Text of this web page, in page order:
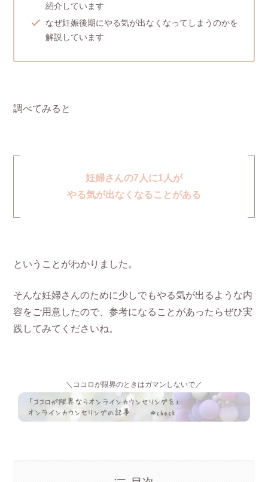
紹介しています
なぜ妊娠後期にやる気が出なくなってしまうのかを
解説しています
調べてみると
妊婦さんの7人に1人が
やる気が出なくなることがある
ということがわかりました。
そんな妊婦さんのために少しでもやる気が出るような内
容をご用意したので、参考になることがあったらぜひ実
践してみてくださいね。
＼ココロが限界のときはガマンしないで／